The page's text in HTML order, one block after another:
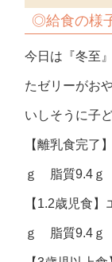
◎給食の様
今日は『冬至
たゼリーがお
いしそうに子
【離乳食完
ｇ 脂質9.4ｇ
【1.2歳児食
ｇ 脂質9.4ｇ